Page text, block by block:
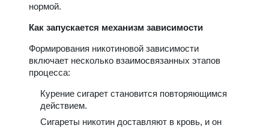
нормой.
Как запускается механизм зависимости
Формирования никотиновой зависимости
включает несколько взаимосвязанных этапов
процесса:
Курение сигарет становится повторяющимся
действием.
Сигареты никотин доставляют в кровь, и он